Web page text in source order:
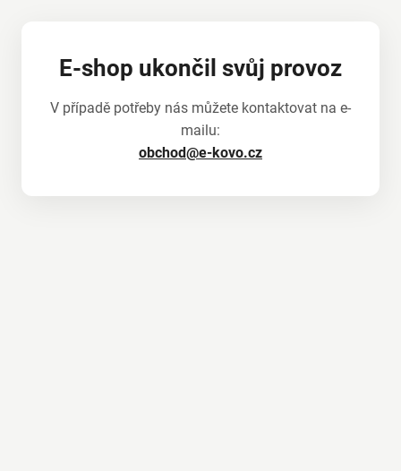
E-shop ukončil svůj provoz
V případě potřeby nás můžete kontaktovat na e-
mailu:
obchod@e-kovo.cz